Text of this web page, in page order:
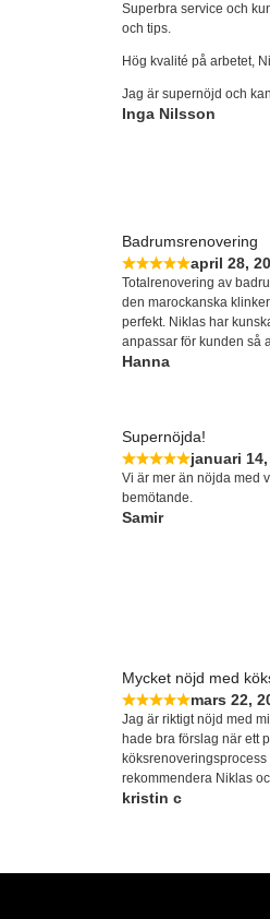
Superbra service och
och tips.
Hög kvalité på arbetet,
Jag är supernöjd och
Inga Nilsson
Badrumsrenovering
april 28,
Totalrenovering av
den marockanska
perfekt. Niklas har
anpassar för kunden så
Hanna
Supernöjda!
januari 14,
Vi är mer än nöjda med
bemötande.
Samir
Mycket nöjd med
mars 22,
Jag är riktigt nöjd med
hade bra förslag när ett
rekommendera Niklas
kristin c